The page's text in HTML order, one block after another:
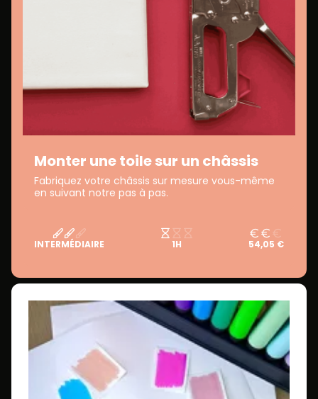
Monter une toile sur un châssis
Fabriquez votre châssis sur mesure vous-même
en suivant notre pas à pas.
INTERMÉDIAIRE 1H 54,05 €